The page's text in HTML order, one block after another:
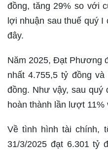
đồng, tăng 29% so với
lợi nhuận sau thuế quý I
đây.
Năm 2025, Đạt Phương
nhất 4.755,5 tỷ đồng
đồng. Như vậy, sau quý
hoàn thành lần lượt 11%
Về tình hình tài chính,
31/3/2025 đạt 6.301 tỷ